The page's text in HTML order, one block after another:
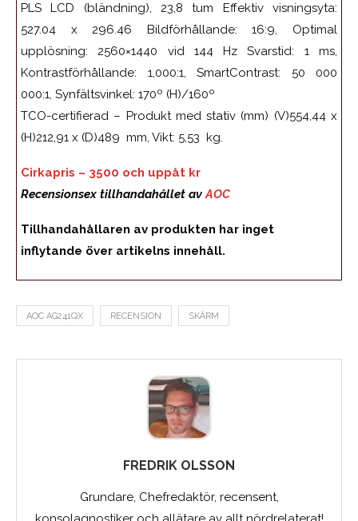
PLS LCD (bländning), 23,8 tum Effektiv visningsyta:
527.04 x 296.46 Bildförhållande: 16:9, Optimal
upplösning: 2560×1440 vid 144 Hz Svarstid: 1 ms,
Kontrastförhållande: 1,000:1, SmartContrast: 50 000
000:1, Synfältsvinkel: 170º (H)/160º
TCO-certifierad – Produkt med stativ (mm) (V)554,44 x
(H)212,91 x (D)489 mm, Vikt: 5,53 kg.
Cirkapris – 3500 och uppåt kr
Recensionsex tillhandahållet av AOC
Tillhandahållaren av produkten har inget
inflytande över artikelns innehåll.
AOC AG241QX RECENSION SKÄRM
FREDRIK OLSSON
Grundare, Chefredaktör, recensent,